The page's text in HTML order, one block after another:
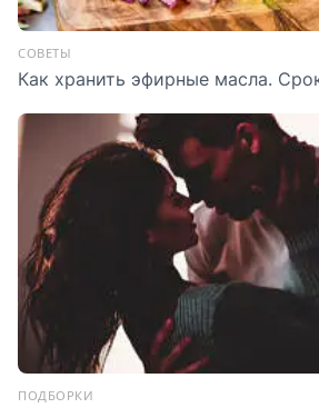
СОВЕТЫ
Как хранить эфирные масла.
ПОДБОРКИ